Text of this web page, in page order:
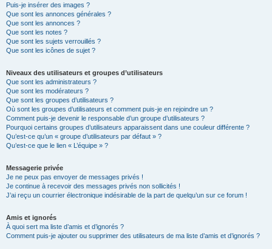
Puis-je insérer des images ?
Que sont les annonces générales ?
Que sont les annonces ?
Que sont les notes ?
Que sont les sujets verrouillés ?
Que sont les icônes de sujet ?
Niveaux des utilisateurs et groupes d’utilisateurs
Que sont les administrateurs ?
Que sont les modérateurs ?
Que sont les groupes d’utilisateurs ?
Où sont les groupes d’utilisateurs et comment puis-je en rejoindre un ?
Comment puis-je devenir le responsable d’un groupe d’utilisateurs ?
Pourquoi certains groupes d’utilisateurs apparaissent dans une couleur différente ?
Qu’est-ce qu’un « groupe d’utilisateurs par défaut » ?
Qu’est-ce que le lien « L’équipe » ?
Messagerie privée
Je ne peux pas envoyer de messages privés !
Je continue à recevoir des messages privés non sollicités !
J’ai reçu un courrier électronique indésirable de la part de quelqu’un sur ce forum !
Amis et ignorés
À quoi sert ma liste d’amis et d’ignorés ?
Comment puis-je ajouter ou supprimer des utilisateurs de ma liste d’amis et d’ignorés ?